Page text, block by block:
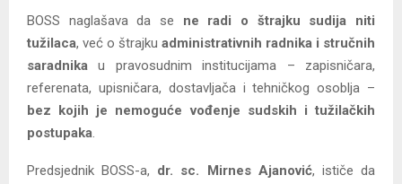
BOSS naglašava da se ne radi o štrajku sudija niti
tužilaca, već o štrajku administrativnih radnika i stručnih
saradnika u pravosudnim institucijama – zapisničara,
referenata, upisničara, dostavljača i tehničkog osoblja –
bez kojih je nemoguće vođenje sudskih i tužilačkih
postupaka.
Predsjednik BOSS-a, dr. sc. Mirnes Ajanović, ističe da